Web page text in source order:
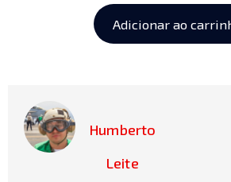
Adicionar ao
Humberto
Leite